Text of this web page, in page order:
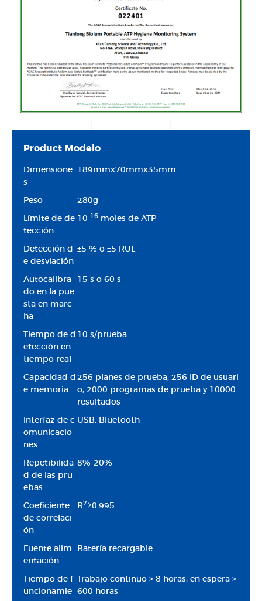
Product Modelo
Dimensione
s
189mmx70mmx35mm
Peso 280g
Límite de de
tección
10-16 moles de ATP
Detección d
e desviación
±5 % o ±5 RUL
Autocalibra
do en la pue
sta en marc
ha
15 s o 60 s
Tiempo de d
etección en
tiempo real
10 s/prueba
Capacidad d
e memoria
256 planes de prueba, 256 ID de usuari
o, 2000 programas de prueba y 10000
resultados
Interfaz de c
omunicacio
nes
USB, Bluetooth
Repetibilida
d de las pru
ebas
8%-20%
Coeficiente
de correlaci
ón
R2 ≥0.995
Fuente alim
entación
Batería recargable
Tiempo de f
uncionamie
Trabajo continuo > 8 horas, en espera >
600 horas